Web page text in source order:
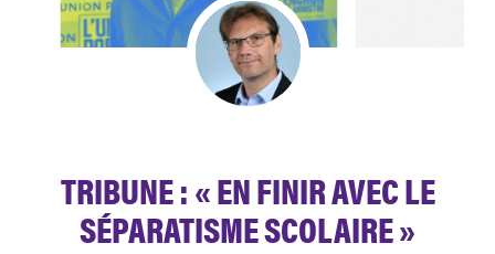
TRIBUNE : « EN FINIR AVEC LE
SÉPARATISME SCOLAIRE »